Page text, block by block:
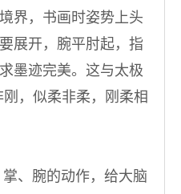
界，书画时姿势上头
展开，腕平肘起，指
墨迹完美。这与太极
，似柔非柔，刚柔相
腕的动作，给大脑